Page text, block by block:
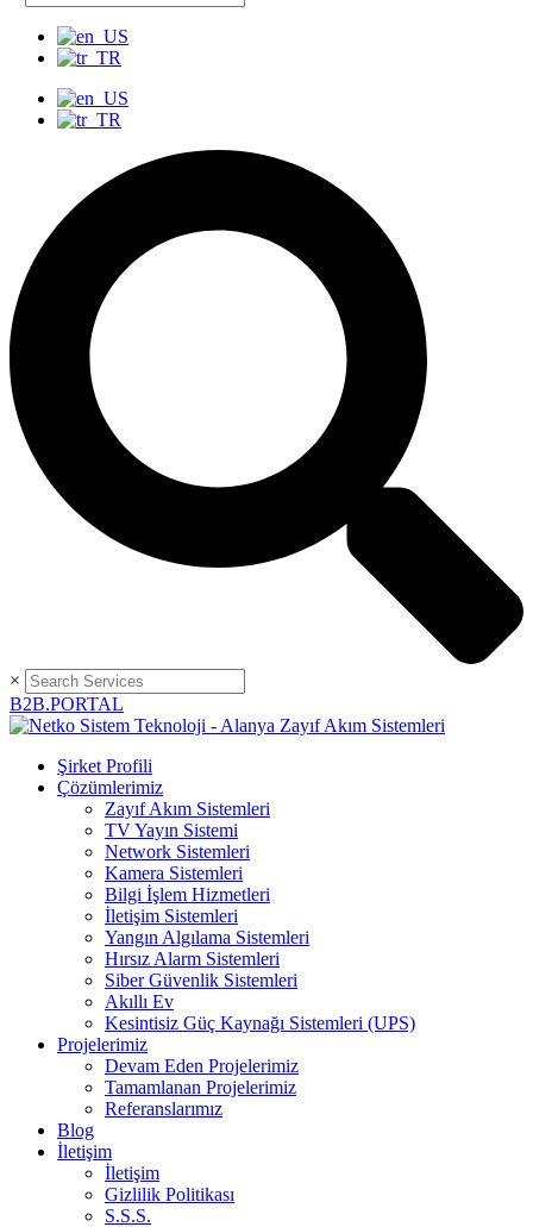
×
B2B.PORTAL
Şirket Profili
Çözümlerimiz
Zayıf Akım Sistemleri
TV Yayın Sistemi
Network Sistemleri
Kamera Sistemleri
Bilgi İşlem Hizmetleri
İletişim Sistemleri
Yangın Algılama Sistemleri
Hırsız Alarm Sistemleri
Siber Güvenlik Sistemleri
Akıllı Ev
Kesintisiz Güç Kaynağı Sistemleri (UPS)
Projelerimiz
Devam Eden Projelerimiz
Tamamlanan Projelerimiz
Referanslarımız
Blog
İletişim
İletişim
Gizlilik Politikası
S.S.S.